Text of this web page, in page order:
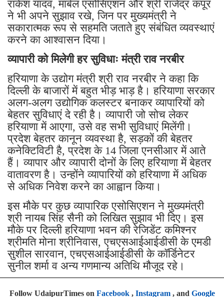
राकेश यादव, मार्बल एसोसिएशन और श्री राजेंद्र कपूर
ने भी अपने सुझाव रखे, जिन पर मुख्यमंत्री ने
सकारात्मक रूप से सहमति जताते हुए संबंधित व्यवस्थाएं
करने का आश्वासन दिया।
व्यापारी को मिलेगी हर सुविधाः मंत्री राव नरबीर
हरियाणा के उद्योग मंत्री श्री राव नरबीर ने कहा कि
दिल्ली के बाजारों में बहुत भीड़ भाड़ है। हरियाणा सरकार
अलग-अलग उद्योगिक कलस्टर बनाकर व्यापारियों को
बेहतर सुविधाएं दे रही है। व्यापारी जो सोच लेकर
हरियाणा में आएगा, उसे वह सभी सुविधाएं मिलेंगी।
प्रदेश बेहतर कानून व्यवस्था है, सड़कों की बेहतर
कनेक्टिविटी है, प्रदेश के 14 जिला एनसीआर में आते
हैं। व्यापार और व्यापारी दोनों के लिए हरियाणा में बेहतर
वातावरण है। उन्होंने व्यापारियों को हरियाणा में अधिक
से अधिक निवेश करने का आह्वान किया।
इस मौके पर कुछ व्यापारिक एसोसिएशन ने मुख्यमंत्री
श्री नायब सिंह सैनी को लिखित सुझाव भी दिए। इस
मौके पर दिल्ली हरियाणा भवन की रेजिडेंट कमिश्नर
श्रीमति मोना श्रीनिवास, एचएसआईआईडीसी के एमडी
सुशील सारवान, एचएसआईआईडीसी के कॉर्डिनेटर
सुनील शर्मा व अन्य गणमान्य अतिथि मौजूद रहे।
Follow UdaipurTimes on Facebook, Instagram, and Google